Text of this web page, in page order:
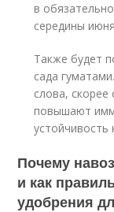
в
середины
Также будет
сада
слова,
повышают
Почему
и как
удобрения